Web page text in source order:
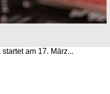
am 17. März...